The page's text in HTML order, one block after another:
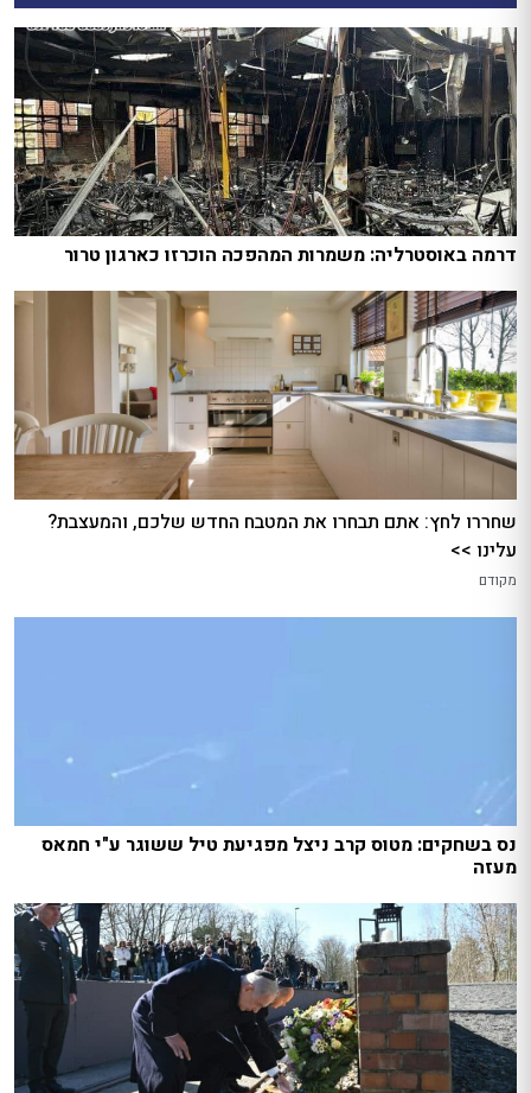
דרמה באוסטרליה: משמרות המהפכה הוכרזו כארגון טרור
שחררו לחץ: אתם תבחרו את המטבח החדש שלכם, והמעצבת?
עלינו >>
מקודם
נס בשחקים: מטוס קרב ניצל מפגיעת טיל ששוגר ע"י חמאס
מעזה